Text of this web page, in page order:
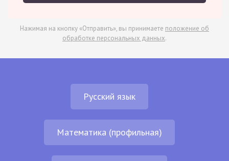
Нажимая на кнопку «Отправить», вы принимаете положение об
обработке персональных данных.
Русский язык
Математика (профильная)